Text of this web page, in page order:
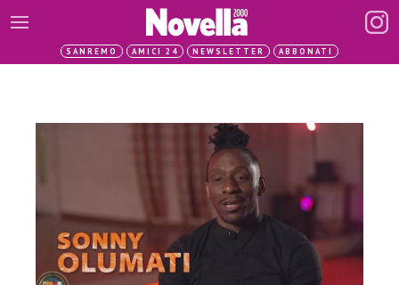
SANREMO AMICI 24 NEWSLETTER ABBONATI